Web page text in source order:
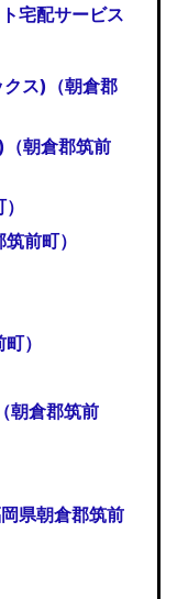
宅配サービス
クス)（朝倉郡
朝倉郡筑前
前町）
）
朝倉郡筑前
県朝倉郡筑前